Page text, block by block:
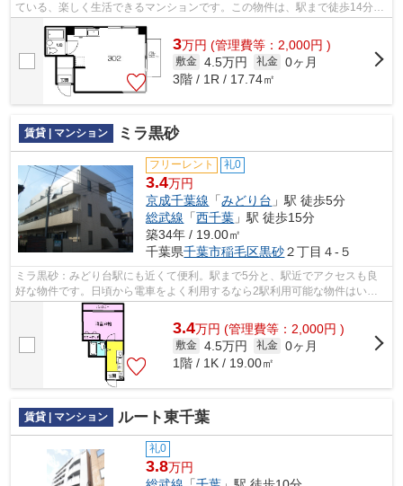
ている、楽しく生活できるマンションです。この物件は、駅まで徒歩14分に
立地しています。大きいお部屋ではあり...
3万円 (管理費等：2,000円 )
敷金 4.5万円 礼金 0ヶ月
3階 / 1R / 17.74㎡
賃貸 | マンション ミラ黒砂
フリーレント 礼0
3.4万円
京成千葉線 「みどり台 」駅 徒歩5分
総武線 「西千葉 」駅 徒歩15分
築34年 / 19.00㎡
千葉県千葉市稲毛区黒砂２丁目４-５
ミラ黒砂：みどり台駅にも近くて便利。駅まで5分と、駅近でアクセスも良
好な物件です。日頃から電車をよく利用するなら2駅利用可能な物件はいか
がでしょうか。造りとデザインに関して...
3.4万円 (管理費等：2,000円 )
敷金 4.5万円 礼金 0ヶ月
1階 / 1K / 19.00㎡
賃貸 | マンション ルート東千葉
礼0
3.8万円